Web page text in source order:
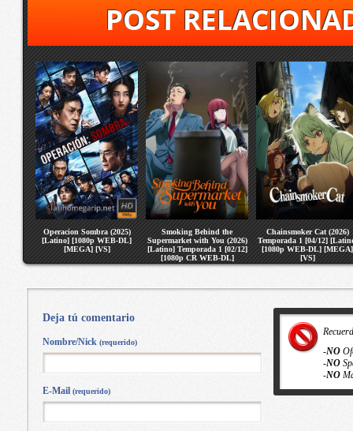
POST
Operacion Sombra (2025)
[Latino] [1080p WEB-DL]
[MEGA] [VS]
Smoking Behind the
Supermarket with You (2026)
[Latino] Temporada 1 [02/12]
[1080p CR WEB-DL]
[MEGA] [VS]
Chainsmoker Cat (2026)
Temporada 1 [04/12]
[1080p WEB-DL] [MEGA]
[VS]
-NO
-NO
-NO
Deja tú comentario
Nombre/Nick (requerido)
E-Mail (requerido)